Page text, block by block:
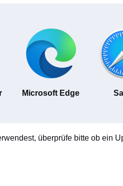
Microsoft Edge
überprüfe bitte ob ein